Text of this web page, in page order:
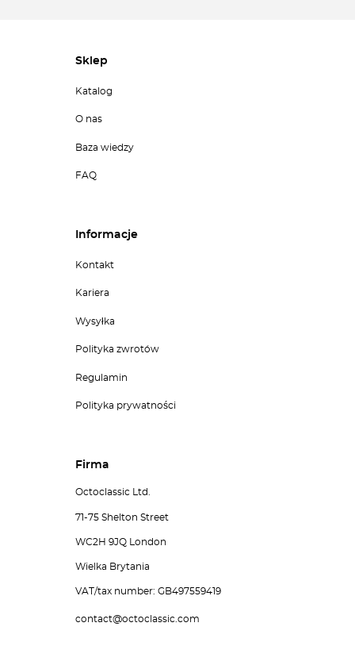
Sklep
Katalog
O nas
Baza wiedzy
FAQ
Informacje
Kontakt
Kariera
Wysyłka
Polityka zwrotów
Regulamin
Polityka prywatności
Firma
Octoclassic Ltd.
71-75 Shelton Street
WC2H 9JQ London
Wielka Brytania
VAT/tax number: GB497559419
contact@octoclassic.com